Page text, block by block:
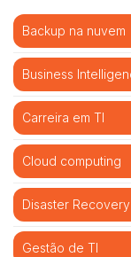
Backup na nuvem
Business
Carreira em TI
Cloud computing
Disaster Recovery
Gestão de TI